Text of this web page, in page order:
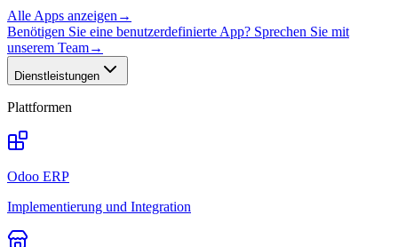
Alle Apps anzeigen →
Benötigen Sie eine benutzerdefinierte App? Sprechen Sie mit
unserem Team→
Dienstleistungen
Plattformen
Odoo ERP
Implementierung und Integration